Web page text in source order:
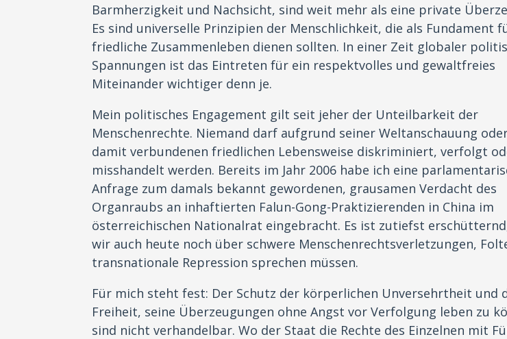
Barmherzigkeit und Nachsicht, sind weit mehr als eine private
Es sind universelle Prinzipien der Menschlichkeit, die als Fundament
friedliche Zusammenleben dienen sollten. In einer Zeit globaler
Spannungen ist das Eintreten für ein respektvolles und gewaltfreies
Miteinander wichtiger denn je.
Mein politisches Engagement gilt seit jeher der Unteilbarkeit der
Menschenrechte. Niemand darf aufgrund seiner Weltanschauung
damit verbundenen friedlichen Lebensweise diskriminiert, verfolgt
misshandelt werden. Bereits im Jahr 2006 habe ich eine
Anfrage zum damals bekannt gewordenen, grausamen Verdacht des
Organraubs an inhaftierten Falun-Gong-Praktizierenden in China im
österreichischen Nationalrat eingebracht. Es ist zutiefst
wir auch heute noch über schwere Menschenrechtsverletzungen,
transnationale Repression sprechen müssen.
Für mich steht fest: Der Schutz der körperlichen Unversehrtheit und
Freiheit, seine Überzeugungen ohne Angst vor Verfolgung leben zu
sind nicht verhandelbar. Wo der Staat die Rechte des Einzelnen mit